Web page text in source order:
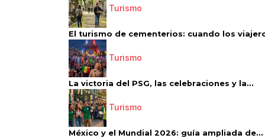
Turismo
El turismo de cementerios: cuando los
Turismo
La victoria del PSG, las celebraciones y la...
Turismo
México y el Mundial 2026: guía ampliada de...